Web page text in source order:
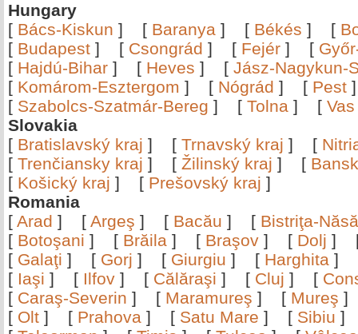
Hungary
[ Bács-Kiskun ] [ Baranya ] [ Békés ] [
[ Budapest ] [ Csongrád ] [ Fejér ] [
[ Hajdú-Bihar ] [ Heves ] [ Jász-Nagykun-
[ Komárom-Esztergom ] [ Nógrád ] [ Pest
[ Szabolcs-Szatmár-Bereg ] [ Tolna ] [ Vas
Slovakia
[ Bratislavský kraj ] [ Trnavský kraj ] [
[ Trenčiansky kraj ] [ Žilinský kraj ] [
[ Košický kraj ] [ Prešovský kraj ]
Romania
[ Arad ] [ Argeş ] [ Bacău ] [ Bistriţa-
[ Botoşani ] [ Brăila ] [ Braşov ] [ Dolj ]
[ Galaţi ] [ Gorj ] [ Giurgiu ] [ Harghita ]
[ Iaşi ] [ Ilfov ] [ Călăraşi ] [ Cluj ] [
[ Caraş-Severin ] [ Maramureş ] [ Mureş
[ Olt ] [ Prahova ] [ Satu Mare ] [ Sibiu